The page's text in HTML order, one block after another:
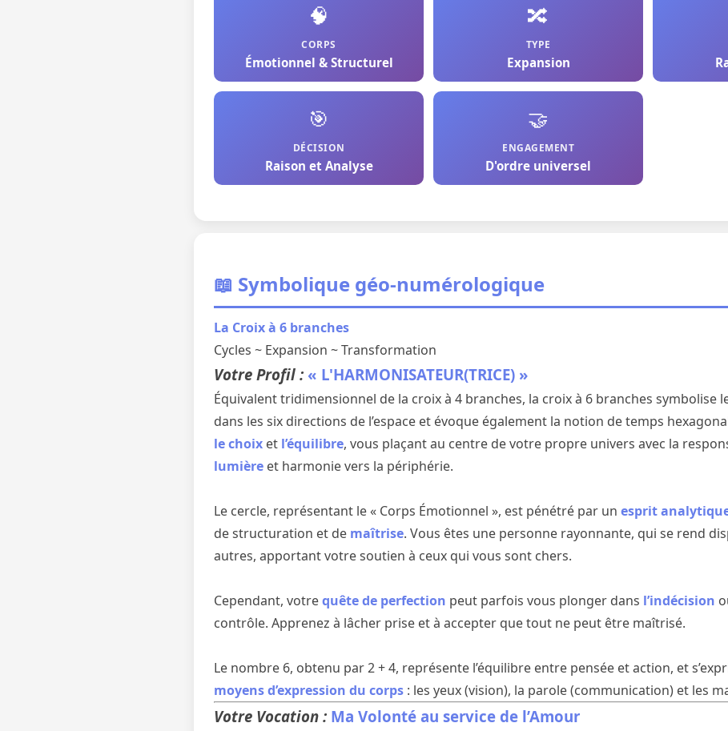
🧠
CORPS
Émotionnel & Structurel
🔀
TYPE
Expansion
🎯
DÉCISION
Raison et Analyse
🤝
ENGAGEMENT
D'ordre universel
📖 Symbolique géo-numérologique
La Croix à 6 branches
Cycles ~ Expansion ~ Transformation
Votre Profil : « L'HARMONISATEUR(TRICE) »
Équivalent tridimensionnel de la croix à 4 branches, la croix à 6 branches symbolise
dans les six directions de l’espace et évoque également la notion de temps
le choix et l’équilibre, vous plaçant au centre de votre propre univers avec la
lumière et harmonie vers la périphérie.
Le cercle, représentant le « Corps Émotionnel », est pénétré par un esprit
de structuration et de maîtrise. Vous êtes une personne rayonnante, qui se rend
autres, apportant votre soutien à ceux qui vous sont chers.
Cependant, votrequête de perfection peut parfois vous plonger dans l’indécision
contrôle. Apprenez à lâcher prise et à accepter que tout ne peut être maîtrisé.
Le nombre 6, obtenu par 2 + 4, représente l’équilibre entre pensée et action, et
moyens d’expression du corps : les yeux (vision), la parole (communication) et les
Votre Vocation : Ma Volonté au service de l’Amour